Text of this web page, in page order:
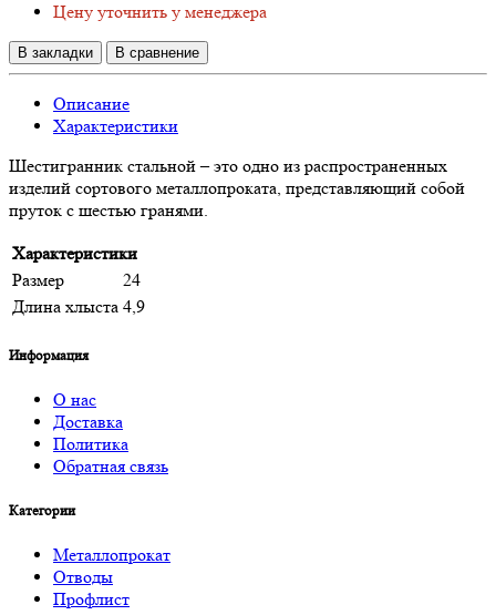
Цену уточнить у менеджера
В закладки В сравнение
Описание
Характеристики
Шестигранник стальной – это одно из распространенных
изделий сортового металлопроката, представляющий собой
пруток с шестью гранями.
Характеристики
Размер
24
Длина хлыста 4,9
Информация
О нас
Доставка
Политика
Обратная связь
Категории
Металлопрокат
Отводы
Профлист